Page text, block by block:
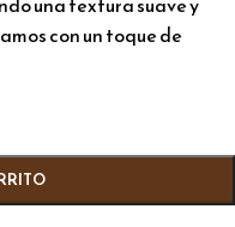
con un toque de